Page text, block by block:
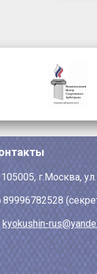
г.Москва,
89996782528
kyokushin-